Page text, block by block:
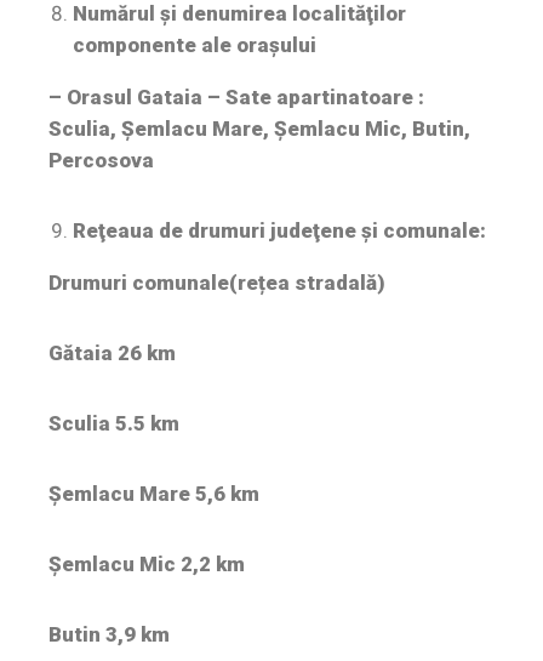
Numărul şi denumirea localităţilor
componente ale oraşului
– Orasul Gataia – Sate apartinatoare :
Sculia, Șemlacu Mare, Șemlacu Mic, Butin,
Percosova
Reţeaua de drumuri judeţene şi comunale:
Drumuri comunale(rețea stradală)
Gătaia 26 km
Sculia 5.5 km
Șemlacu Mare 5,6 km
Șemlacu Mic 2,2 km
Butin 3,9 km